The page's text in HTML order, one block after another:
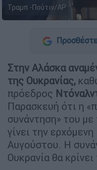
Τραμπ -Πούτιν/AP
Στην Αλάσκα
της Ουκρανίας,
πρόεδρος
Παρασκευή ότι η
συνάντηση» του με
γίνει την
Αυγούστου. Η
Ουκρανία θα